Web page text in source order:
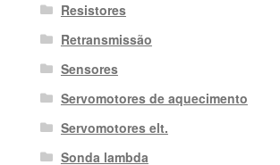
Resistores
Retransmissão
Sensores
Servomotores de aquecimento
Servomotores elt.
Sonda lambda